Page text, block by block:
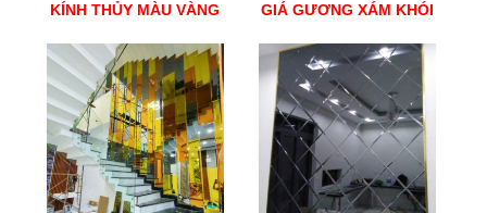
KÍNH THỦY MÀU VÀNG GIÁ GƯƠNG XÁM KHÓI